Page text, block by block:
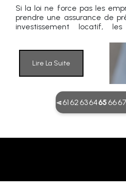
Si la loi ne force pas les
prendre une assurance de
investissement locatif, les
dernières permettent de
contre certains aléas
susceptibles d'impacter la
Lire La Suite
61 62 636465 6667